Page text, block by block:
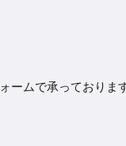
ームで承っております